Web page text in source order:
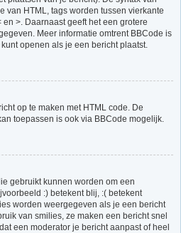
van HTML, tags worden tussen vierkante
>. Daarnaast geeft het een grotere
Meer informatie omtrent BBCode is
openen als je een bericht plaatst.
op te maken met HTML code. De
toepassen is ook via BBCode mogelijk.
gebruikt kunnen worden om een
:) betekent blij, :( betekent
worden weergegeven als je een bericht
van smilies, ze maken een bericht snel
een moderator je bericht aanpast of heel